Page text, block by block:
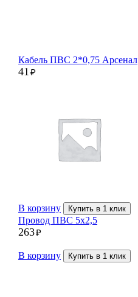
Кабель ПВС 2*0,75 Арсенал
41₽
В корзину Купить в 1 клик
Провод ПВС 5х2,5
263₽
В корзину Купить в 1 клик